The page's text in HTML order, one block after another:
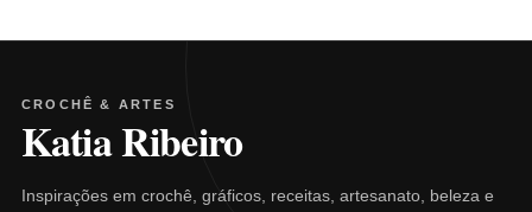
CROCHÊ & ARTES
Katia Ribeiro
Inspirações em crochê, gráficos, receitas, artesanato, beleza e